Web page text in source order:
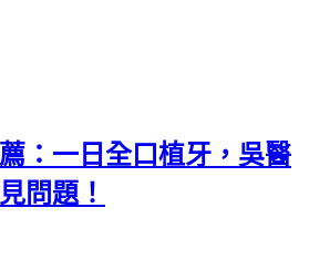
：一日全口植牙，吳醫
問題！